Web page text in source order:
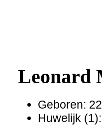
Leonard
Geboren:
Huwelijk